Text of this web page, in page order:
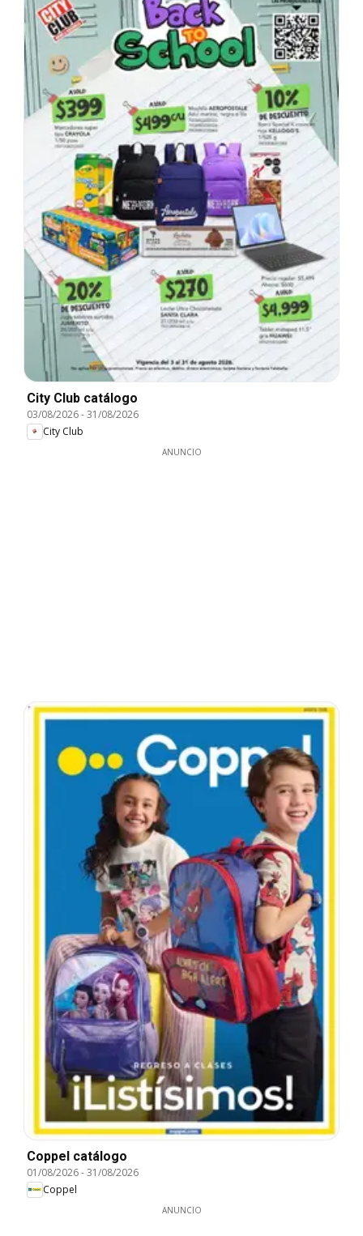
City Club catálogo
03/08/2026-31/08/2026
City Club
ANUNCIO
Coppel catálogo
01/08/2026-31/08/2026
Coppel
ANUNCIO